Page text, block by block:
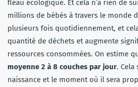
fléau écologique. Et cela n’a rien de
millions de bébés à travers le monde
plusieurs fois quotidiennement, et
quantité de déchets et augmente
ressources consommées. On estime
moyenne 2 à 8 couches par jour. Cela
naissance et le moment où il sera